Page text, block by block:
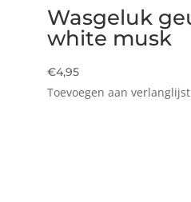
Wasgeluk
white musk
€4,95
Toevoegen aan verlanglijst